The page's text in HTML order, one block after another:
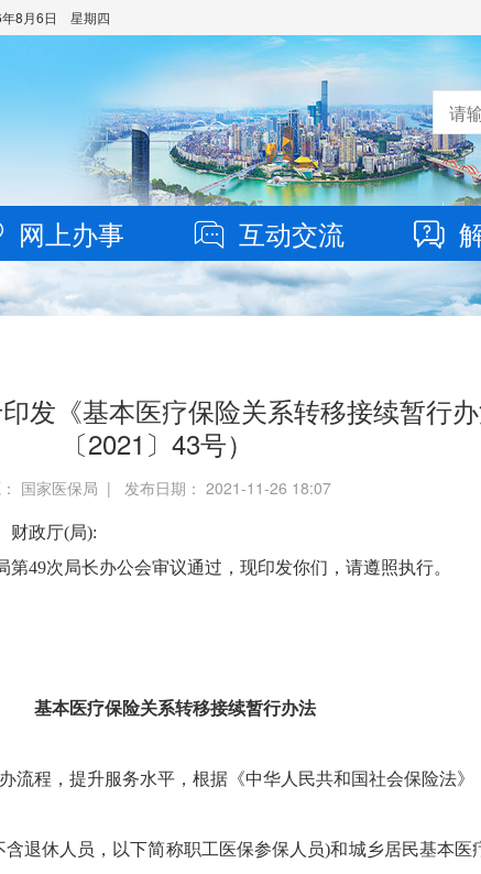
年8月6日 星期四
网上办事 互动交流
发《基本医疗保险关系转移接续暂行
〔2021〕43号）
国家医保局 | 发布日期： 2021-11-26 18:07
财政厅(局):
49次局长办公会审议通过，现印发你们，请遵照执行。
基本医疗保险关系转移接续暂行办法
流程，提升服务水平，根据《中华人民共和国社会保险法
退休人员，以下简称职工医保参保人员)和城乡居民基本